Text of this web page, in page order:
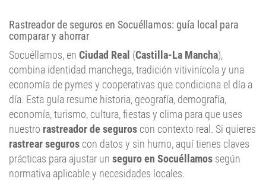
Rastreador de seguros en Socuéllamos: guía local para
comparar y ahorrar
Socuéllamos, en Ciudad Real (Castilla-La Mancha),
combina identidad manchega, tradición vitivinícola y una
economía de pymes y cooperativas que condiciona el día a
día. Esta guía resume historia, geografía, demografía,
economía, turismo, cultura, fiestas y clima para que uses
nuestro rastreador de seguros con contexto real. Si quieres
rastrear seguros con datos y sin humo, aquí tienes claves
prácticas para ajustar un seguro en Socuéllamos según
normativa aplicable y necesidades locales.